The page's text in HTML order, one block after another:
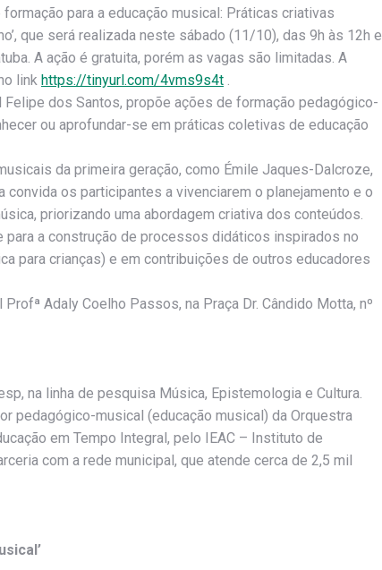
para a educação musical: Práticas criativas
que será realizada neste sábado (11/10), das 9h às 12h e
A ação é gratuita, porém as vagas são limitadas. A
link https://tinyurl.com/4vms9s4t .
dos Santos, propõe ações de formação pedagógico-
ou aprofundar-se em práticas coletivas de educação
da primeira geração, como Émile Jaques-Dalcroze,
convida os participantes a vivenciarem o planejamento e o
priorizando uma abordagem criativa dos conteúdos.
a construção de processos didáticos inspirados no
para crianças) e em contribuições de outros educadores
Adaly Coelho Passos, na Praça Dr. Cândido Motta, nº
na linha de pesquisa Música, Epistemologia e Cultura.
pedagógico-musical (educação musical) da Orquestra
em Tempo Integral, pelo IEAC – Instituto de
com a rede municipal, que atende cerca de 2,5 mil